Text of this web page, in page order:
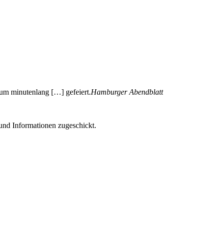
minutenlang […] gefeiert.Hamburger Abendblatt
Informationen zugeschickt.